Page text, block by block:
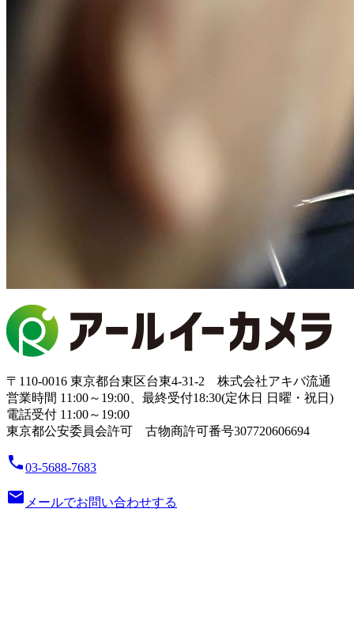
〒110-0016 東京都台東区台東4-31-2 株式会社アキバ流通
営業時間 11:00～19:00、最終受付18:30(定休日 日曜・祝日)
電話受付 11:00～19:00
東京都公安委員会許可 古物商許可番号307720606694
local_phone03-5688-7683
email メールでお問い合わせする